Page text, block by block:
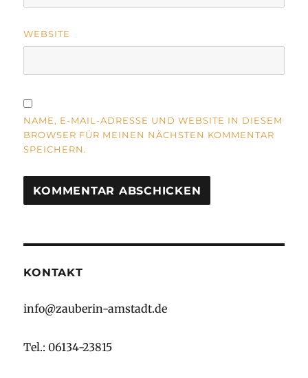
WEBSITE
NAME, E-MAIL-ADRESSE UND WEBSITE IN DIESEM
BROWSER FÜR MEINEN NÄCHSTEN KOMMENTAR
SPEICHERN.
T
R
T
V
KONTAKT
info@zauberin-amstadt.de
Tel.: 06134-23815